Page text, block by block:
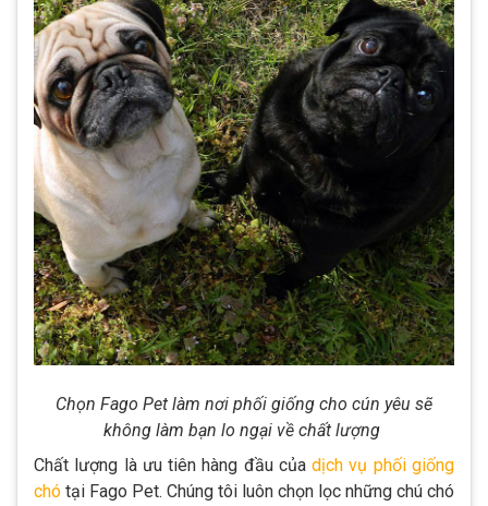
Chọn Fago Pet làm nơi phối giống cho cún yêu sẽ
không làm bạn lo ngại về chất lượng
Chất lượng là ưu tiên hàng đầu củadịch vụ phối giống
chó tại Fago Pet. Chúng tôi luôn chọn lọc những chú chó